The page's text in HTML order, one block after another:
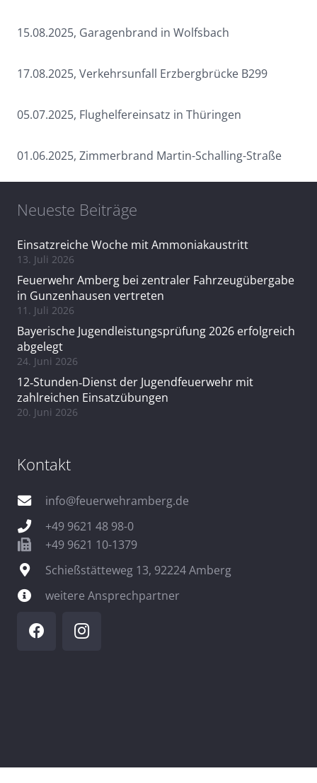
15.08.2025, Garagenbrand in Wolfsbach
17.08.2025, Verkehrsunfall Erzbergbrücke B299
05.07.2025, Flughelfereinsatz in Thüringen
01.06.2025, Zimmerbrand Martin-Schalling-Straße
Neueste Beiträge
Einsatzreiche Woche mit Ammoniakaustritt
13. Juli 2026
Feuerwehr Amberg bei zentraler Fahrzeugübergabe
in Gunzenhausen vertreten
11. Juli 2026
Bayerische Jugendleistungsprüfung 2026 erfolgreich
abgelegt
24. Juni 2026
12‑Stunden‑Dienst der Jugendfeuerwehr mit
zahlreichen Einsatzübungen
20. Juni 2026
Kontakt
info@feuerwehramberg.de
+49 9621 48 98-0
+49 9621 10-1379
Schießstätteweg 13, 92224 Amberg
weitere Ansprechpartner